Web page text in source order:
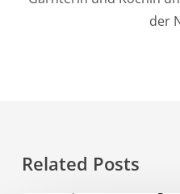
der
Related Posts